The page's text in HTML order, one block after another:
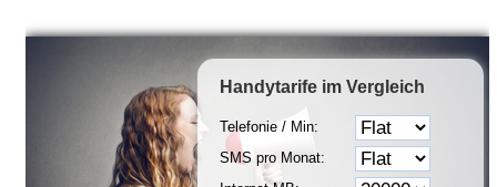
Handytarife im Vergleich
Telefonie / Min:
SMS pro Monat: